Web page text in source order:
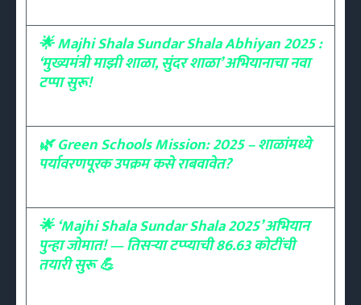
🌟 Majhi Shala Sundar Shala Abhiyan 2025 :
‘मुख्यमंत्री माझी शाळा, सुंदर शाळा’ अभियानाचा नवा
टप्पा सुरू!
🌿 Green Schools Mission: 2025 – शाळांमध्ये
पर्यावरणपूरक उपक्रम कसे राबवावेत?
🌟 ‘Majhi Shala Sundar Shala 2025’ अभियान
पुन्हा जोमात! — तिसऱ्या टप्प्याची 86.63 कोटींची
तयारी सुरू 💪